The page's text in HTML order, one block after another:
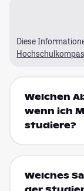
Diese
Welchen
wenn ich
studiere?
Welches